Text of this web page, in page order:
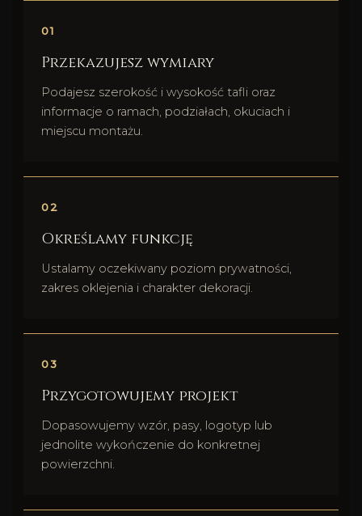
Przekazujesz wymiary
Podajesz szerokość i wysokość tafli oraz
informacje o ramach, podziałach, okuciach i
miejscu montażu.
Określamy funkcję
Ustalamy oczekiwany poziom prywatności,
zakres oklejenia i charakter dekoracji.
Przygotowujemy projekt
Dopasowujemy wzór, pasy, logotyp lub
jednolite wykończenie do konkretnej
powierzchni.